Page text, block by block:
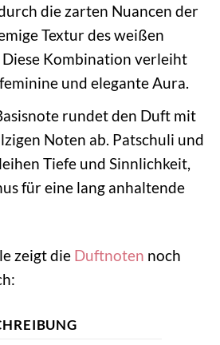
die zarten Nuancen der
Textur des weißen
Kombination verleiht
und elegante Aura.
rundet den Duft mit
Noten ab. Patschuli und
Tiefe und Sinnlichkeit,
für eine lang anhaltende
zeigt die Duftnoten noch